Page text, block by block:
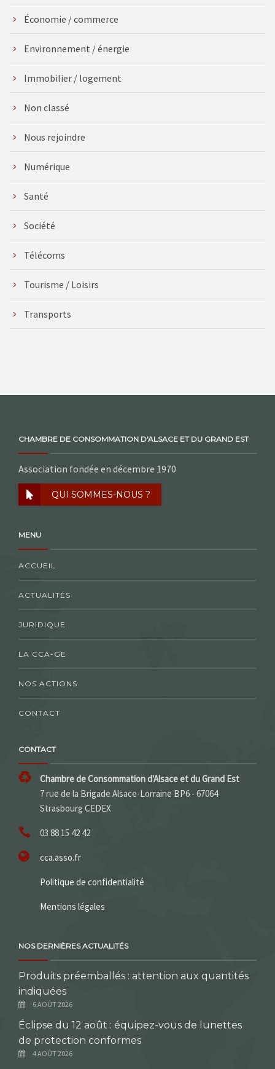
Économie / commerce
Environnement / énergie
Immobilier / logement
Non classé
Nous rejoindre
Numérique
Santé
Société
Télécoms
Tourisme / Loisirs
Transports
CHAMBRE DE CONSOMMATION D'ALSACE ET DU GRAND EST
Association fondée en décembre 1970
QUI SOMMES-NOUS ?
MENU
ACCUEIL
ACTUALITÉS
JURIDIQUE
LA CCA-GE
NOS ACTIONS
CONTACT
CONTACT
Chambre de Consommation d'Alsace et du Grand Est
7 rue de la Brigade Alsace-Lorraine BP6 - 67064
Strasbourg CEDEX
03 88 15 42 42
cca.asso.fr
Politique de confidentialité
Mentions légales
NOS DERNIÈRES ACTUALITÉS
Produits préemballés : attention aux quantités
indiquées
6 AOÛT 2026
Éclipse du 12 août : équipez-vous de lunettes
de protection conformes
4 AOÛT 2026